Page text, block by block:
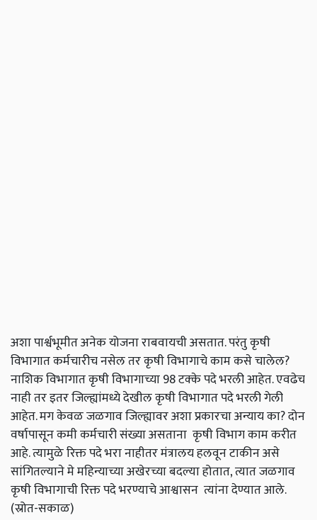
अशा पार्श्वभूमीत अनेक योजना राबवायची असतात. परंतु कृषी
विभागात कर्मचारीच नसेल तर कृषी विभागाचे काम कसे चालेल?
नाशिक विभागात कृषी विभागाच्या 98 टक्के पदे भरली आहेत. एवढेच
नाही तर इतर जिल्ह्यांमध्ये देखील कृषी विभागात पदे भरली गेली
आहेत. मग केवळ जळगाव जिल्ह्यावर अशा प्रकारचा अन्याय का? दोन
वर्षापासून कमी कर्मचारी संख्या असताना कृषी विभाग काम करीत
आहे. त्यामुळे रिक्त पदे भरा नाहीतर मंत्रालय हलवून टाकीन असे
सांगितल्याने मे महिन्याच्या अखेरच्या बदल्या होतात, त्यात जळगाव
कृषी विभागाची रिक्त पदे भरण्याचे आश्वासन त्यांना देण्यात आले.
(स्रोत-सकाळ)